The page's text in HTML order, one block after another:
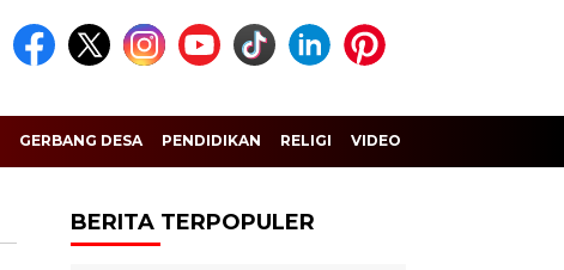
GERBANG DESA PENDIDIKAN RELIGI VIDEO
BERITA TERPOPULER